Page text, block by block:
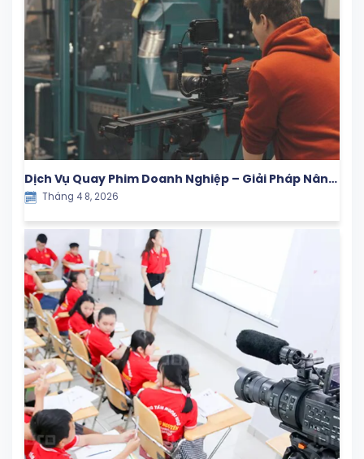
Dịch Vụ Quay Phim Doanh Nghiệp – Giải Pháp Nâng
Tầm Thương Hiệu Trong Kỷ Nguyên Số
Tháng 4 8, 2026